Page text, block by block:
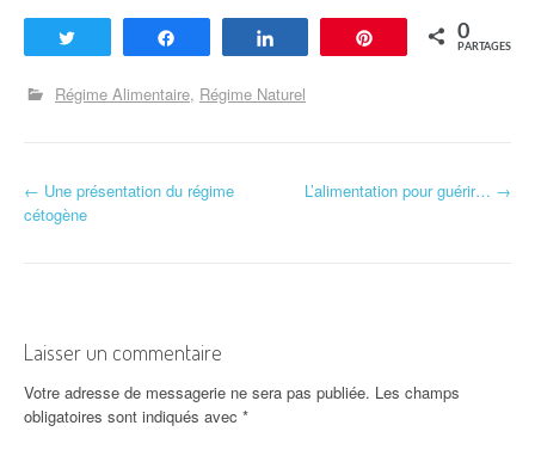
Enregistrer
0
PARTAGES
Régime Alimentaire Régime Naturel
Navigation d'article
← Une présentation du régime
cétogène
L’alimentation pour guérir… →
Laisser un commentaire
Votre adresse de messagerie ne sera pas publiée. Les champs
obligatoires sont indiqués avec *